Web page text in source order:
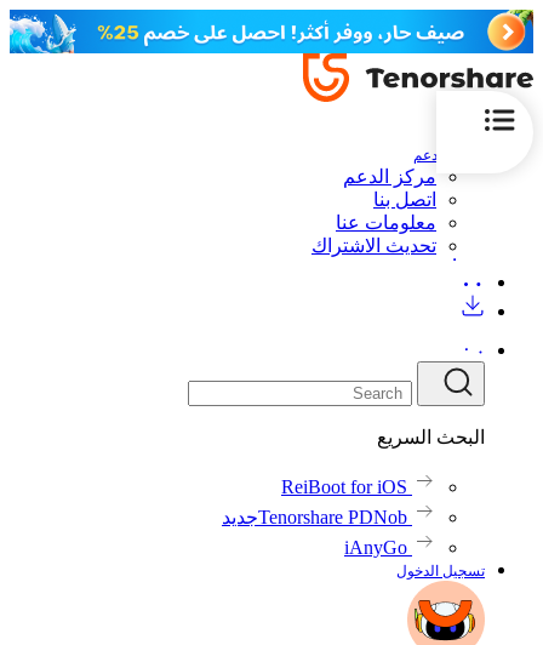
الدعم
مركز الدعم
اتصل بنا
معلومات عنا
تحديث الاشتراك
البحث السريع
ReiBoot for iOS
Tenorshare PDNobجديد
iAnyGo
تسجيل الدخول